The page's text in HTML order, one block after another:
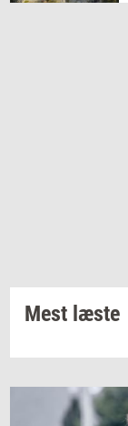
Mest læste